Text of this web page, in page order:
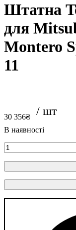
Штатна
для
Montero
11
30 356₴